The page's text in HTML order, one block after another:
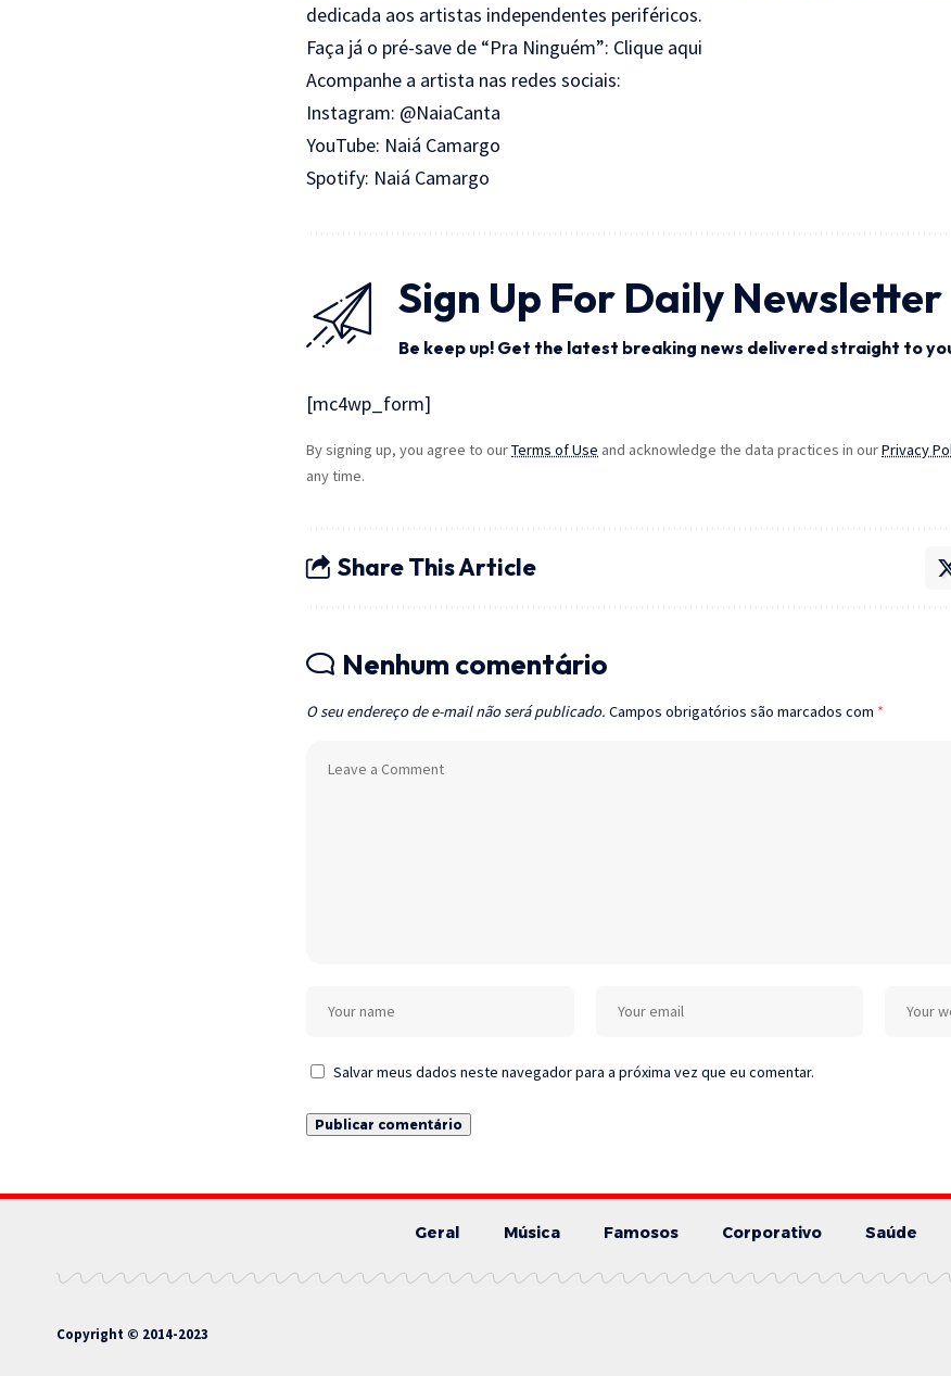
dedicada aos artistas independentes periféricos.
Faça já o pré-save de “Pra Ninguém”: Clique aqui
Acompanhe a artista nas redes sociais:
Instagram: @NaiaCanta
YouTube: Naiá Camargo
Spotify: Naiá Camargo
Sign Up For Daily Newsletter
Be keep up! Get the latest breaking news delivered straight to
[mc4wp_form]
By signing up, you agree to ourTerms of Use and acknowledge the data practices in ourPrivacy
any time.
Share This Article
Nenhum comentário
O seu endereço de e-mail não será publicado. Campos obrigatórios são marcados com *
Salvar meus dados neste navegador para a próxima vez que eu comentar.
Geral Música Famosos Corporativo Saúde
Copyright © 2014-2023